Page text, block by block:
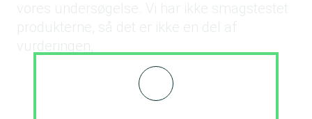
vores undersøgelse. Vi har ikke smagstestet
produkterne, så det er ikke en del af
vurderingen,